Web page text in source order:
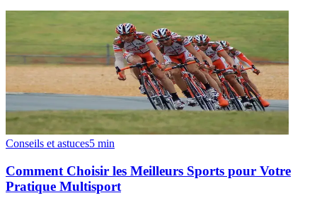
Conseils et astuces5 min
Comment Choisir les Meilleurs Sports pour Votre
Pratique Multisport